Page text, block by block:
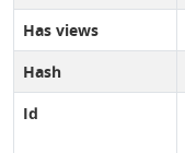
Has views
Hash
Id